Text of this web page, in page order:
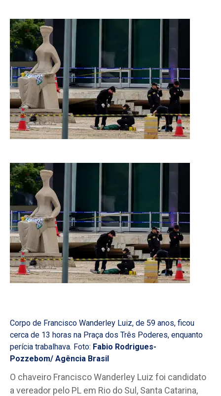
Corpo de Francisco Wanderley Luiz, de 59 anos, ficou
cerca de 13 horas na Praça dos Três Poderes, enquanto
perícia trabalhava. Foto: Fabio Rodrigues-
Pozzebom/ Agência Brasil
O chaveiro Francisco Wanderley Luiz foi candidato
a vereador pelo PL em Rio do Sul, Santa Catarina,